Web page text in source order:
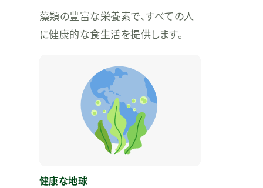
藻類の豊富な栄養素で、すべての人
に健康的な食生活を提供します。
健康な地球